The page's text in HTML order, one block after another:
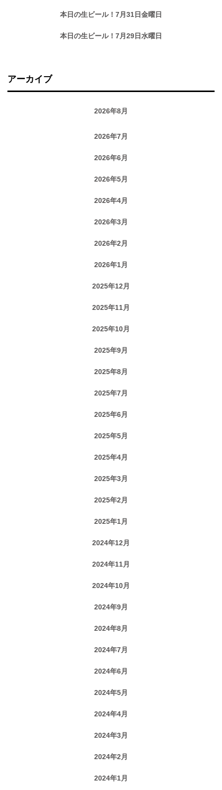
本日の生ビール！7月31日金曜日
本日の生ビール！7月29日水曜日
アーカイブ
2026年8月
2026年7月
2026年6月
2026年5月
2026年4月
2026年3月
2026年2月
2026年1月
2025年12月
2025年11月
2025年10月
2025年9月
2025年8月
2025年7月
2025年6月
2025年5月
2025年4月
2025年3月
2025年2月
2025年1月
2024年12月
2024年11月
2024年10月
2024年9月
2024年8月
2024年7月
2024年6月
2024年5月
2024年4月
2024年3月
2024年2月
2024年1月